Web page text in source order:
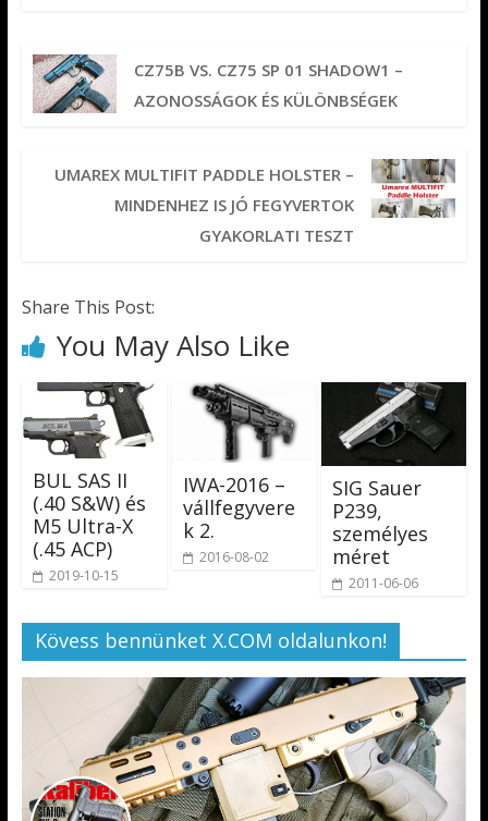
CZ75B VS. CZ75 SP 01 SHADOW1 –
AZONOSSÁGOK ÉS KÜLÖNBSÉGEK
UMAREX MULTIFIT PADDLE HOLSTER –
MINDENHEZ IS JÓ FEGYVERTOK
GYAKORLATI TESZT
Share This Post:
You May Also Like
BUL SAS II
(.40 S&W) és
M5 Ultra-X
(.45 ACP)
2019-10-15
IWA-2016 –
vállfegyvere
k 2.
2016-08-02
SIG Sauer
P239,
személyes
méret
2011-06-06
Kövess bennünket X.COM oldalunkon!